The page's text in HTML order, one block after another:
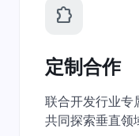
extension
定制合作
联合开发行业专
共同探索垂直领